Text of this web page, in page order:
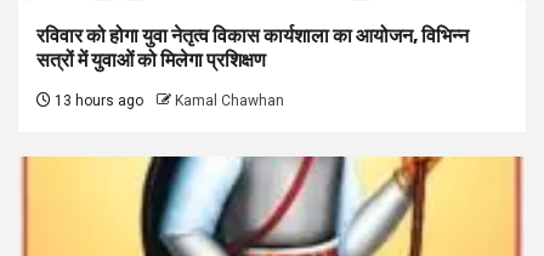
रविवार को होगा युवा नेतृत्व विकास कार्यशाला का आयोजन, विभिन्न
सत्रों में युवाओं को मिलेगा प्रशिक्षण
13 hours ago Kamal Chawhan